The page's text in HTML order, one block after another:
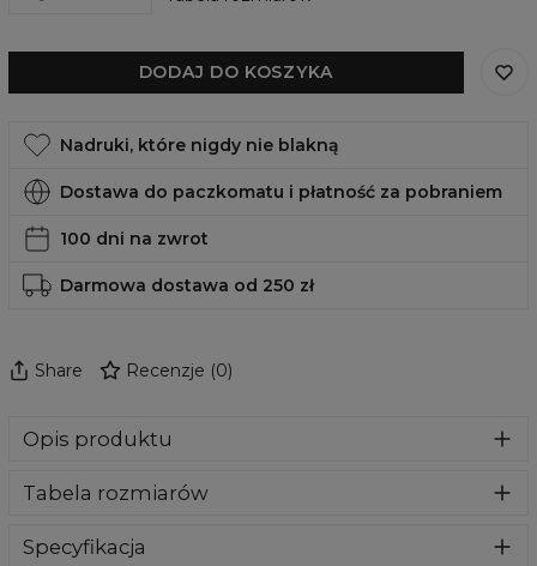
DODAJ DO KOSZYKA
Nadruki, które nigdy nie blakną
Dostawa do paczkomatu i płatność za pobraniem
100 dni na zwrot
Darmowa dostawa od 250 zł
Share Recenzje (0)
Opis produktu
miłego w dotyku materiału. Klasyczny kaptur i przednie
produkt, więc dołożyliśmy wszelkich starań aby jakość
Tabela rozmiarów
Specyfikacja